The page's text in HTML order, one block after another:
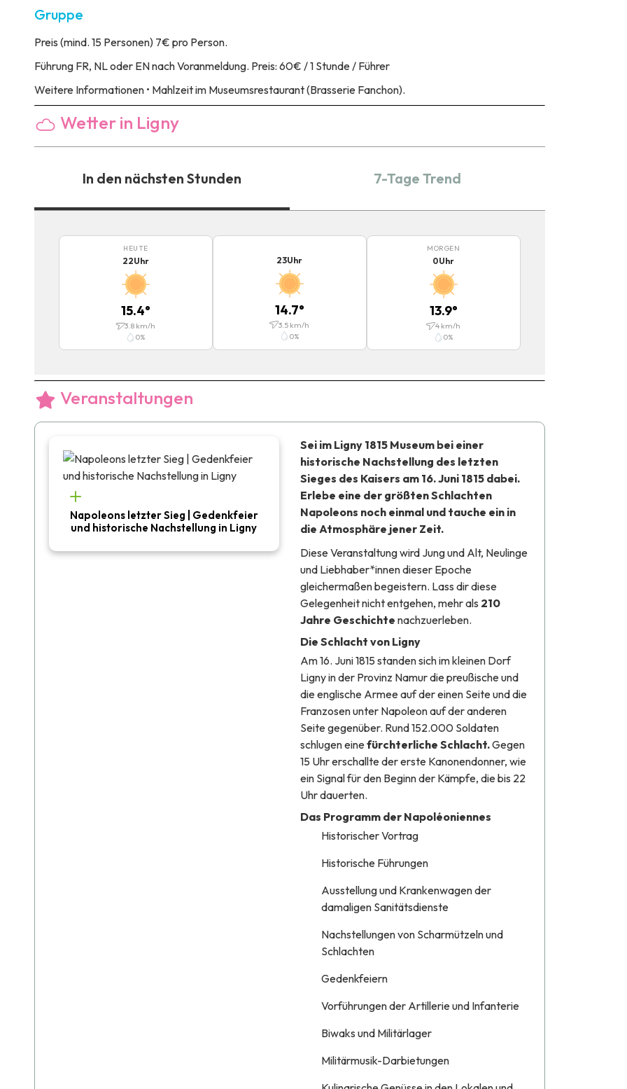
Gruppe
Preis (mind. 15 Personen) 7€ pro Person.
FührungFR, NL oder EN nach Voranmeldung. Preis: 60€ / 1 Stunde / Führer
Weitere Informationen• Mahlzeit im Museumsrestaurant (Brasserie Fanchon).
Wetter in Ligny
In den nächsten Stunden 7-Tage Trend
HEUTE
22Uhr
15.4°
3.8 km/h
0%
23Uhr
14.7°
3.5 km/h
0%
MORGEN
0Uhr
13.9°
4 km/h
0%
Veranstaltungen
Napoleons letzter Sieg | Gedenkfeier
und historische Nachstellung in Ligny
Sei im Ligny 1815 Museum bei einer
historische Nachstellung des letzten
Sieges des Kaisers am 16. Juni 1815 dabei.
Erlebe eine der größten Schlachten
Napoleons noch einmal und tauche ein in
die Atmosphäre jener Zeit.
Diese Veranstaltung wird Jung und Alt, Neulinge
und Liebhaber*innen dieser Epoche
gleichermaßen begeistern. Lass dir diese
Gelegenheit nicht entgehen, mehr als 210
Jahre Geschichte nachzuerleben.
Die Schlacht von Ligny
Am 16. Juni 1815 standen sich im kleinen Dorf
Ligny in der Provinz Namur die preußische und
die englische Armee auf der einen Seite und die
Franzosen unter Napoleon auf der anderen
Seite gegenüber. Rund 152.000 Soldaten
schlugen einefürchterliche Schlacht.Gegen
15 Uhr erschallte der erste Kanonendonner, wie
ein Signal für den Beginn der Kämpfe, die bis 22
Uhr dauerten.
Das Programm der Napoléoniennes
Historischer Vortrag
Historische Führungen
Ausstellung und Krankenwagen der
damaligen Sanitätsdienste
Nachstellungen von Scharmützeln und
Schlachten
Gedenkfeiern
Vorführungen der Artillerie und Infanterie
Biwaks und Militärlager
Militärmusik-Darbietungen